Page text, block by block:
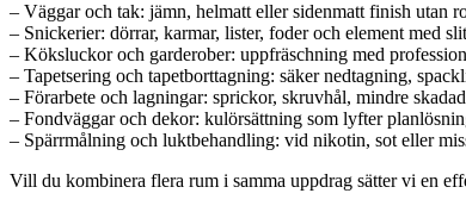
– Väggar och tak: jämn, helmatt eller sidenmatt finish utan
– Snickerier: dörrar, karmar, lister, foder och element med
– Köksluckor och garderober: uppfräschning med
– Tapetsering och tapetborttagning: säker nedtagning,
– Förarbete och lagningar: sprickor, skruvhål, mindre
– Fondväggar och dekor: kulörsättning som lyfter
– Spärrmålning och luktbehandling: vid nikotin, sot eller
Vill du kombinera flera rum i samma uppdrag sätter vi en